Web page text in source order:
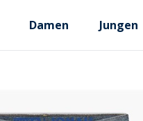
Damen Jungen